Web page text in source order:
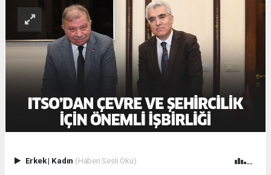
Erkek| Kadın (Haberi Sesli Oku)